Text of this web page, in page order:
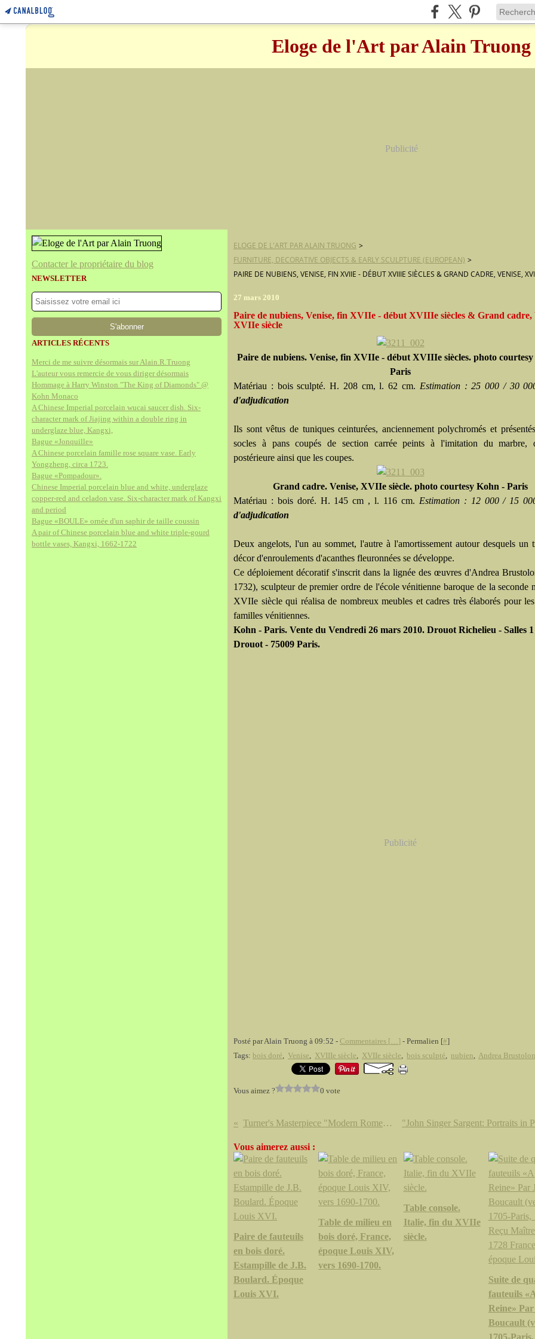
Eloge de l'Art par Alain Truong
Publicité
Contacter le propriétaire du blog
NEWSLETTER
ARTICLES RÉCENTS
Merci de me suivre désormais sur Alain.R.Truong
L'auteur vous remercie de vous diriger désormais
Hommage à Harry Winston "The King of Diamonds" @
Kohn Monaco
A Chinese Imperial porcelain wucai saucer dish. Six-
character mark of Jiajing within a double ring in
underglaze blue, Kangxi,
Bague «Jonquille»
A Chinese porcelain famille rose square vase. Early
Yongzheng, circa 1723.
Bague «Pompadour».
Chinese Imperial porcelain blue and white, underglaze
copper-red and celadon vase. Six-character mark of Kangxi
and period
Bague «BOULE» ornée d'un saphir de taille coussin
A pair of Chinese porcelain blue and white triple-gourd
bottle vases, Kangxi, 1662-1722
ELOGE DE L'ART PAR ALAIN TRUONG >
FURNITURE, DECORATIVE OBJECTS & EARLY SCULPTURE (EUROPEAN) >
PAIRE DE NUBIENS, VENISE, FIN XVIIE - DÉBUT XVIIIE SIÈCLES & GRAND CADRE, VENISE,
27 mars 2010
Paire de nubiens, Venise, fin XVIIe - début XVIIIe siècles & Grand cadre,
XVIIe siècle
Paire de nubiens. Venise, fin XVIIe - début XVIIIe siècles. photo
Paris
Matériau : bois sculpté. H. 208 cm, l. 62 cm. Estimation : 25 000 / 30
d'adjudication
Ils sont vêtus de tuniques ceinturées, anciennement polychromés et
socles à pans coupés de section carrée peints à l'imitation du marbre,
postérieure ainsi que les coupes.
Grand cadre. Venise, XVIIe siècle. photo courtesy Kohn - Paris
Matériau : bois doré. H. 145 cm , l. 116 cm. Estimation : 12 000 / 15
d'adjudication
Deux angelots, l'un au sommet, l'autre à l'amortissement autour desquels un
décor d'enroulements d'acanthes fleuronnées se développe.
Ce déploiement décoratif s'inscrit dans la lignée des œuvres d'Andrea
1732), sculpteur de premier ordre de l'école vénitienne baroque de la seconde
XVIIe siècle qui réalisa de nombreux meubles et cadres très élaborés pour
familles vénitiennes.
Kohn - Paris. Vente du Vendredi 26 mars 2010. Drouot Richelieu - Salles
Drouot - 75009 Paris.
Publicité
Posté par Alain Truong à 09:52 - Commentaires [… ] - Permalien [#]
Tags: bois doré, Venise, XVIIIe siècle, XVIIe siècle, bois sculpté, nubien, Andrea Brustolon
Vous aimez ? 0 vote
Turner's Masterpiece "Modern Rome - Campo Vaccino" to Be Offered For Sale
Vous aimerez aussi :
Paire de fauteuils
en bois doré.
Estampille de J.B.
Boulard. Époque
Louis XVI.
Table de milieu en
bois doré, France,
époque Louis XIV,
vers 1690-1700.
Table console.
Italie, fin du XVIIe
siècle.
Suite de
fauteuils
Reine» Par
Boucault
1705-